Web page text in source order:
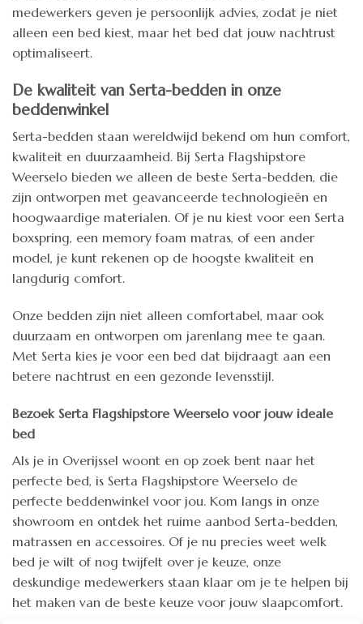
medewerkers geven je persoonlijk advies, zodat je niet
alleen een bed kiest, maar het bed dat jouw nachtrust
optimaliseert.
De kwaliteit van Serta-bedden in onze
beddenwinkel
Serta-bedden staan wereldwijd bekend om hun comfort,
kwaliteit en duurzaamheid. Bij Serta Flagshipstore
Weerselo bieden we alleen de beste Serta-bedden, die
zijn ontworpen met geavanceerde technologieën en
hoogwaardige materialen. Of je nu kiest voor een Serta
boxspring, een memory foam matras, of een ander
model, je kunt rekenen op de hoogste kwaliteit en
langdurig comfort.
Onze bedden zijn niet alleen comfortabel, maar ook
duurzaam en ontworpen om jarenlang mee te gaan.
Met Serta kies je voor een bed dat bijdraagt aan een
betere nachtrust en een gezonde levensstijl.
Bezoek Serta Flagshipstore Weerselo voor jouw ideale
bed
Als je in Overijssel woont en op zoek bent naar het
perfecte bed, is Serta Flagshipstore Weerselo de
perfecte beddenwinkel voor jou. Kom langs in onze
showroom en ontdek het ruime aanbod Serta-bedden,
matrassen en accessoires. Of je nu precies weet welk
bed je wilt of nog twijfelt over je keuze, onze
deskundige medewerkers staan klaar om je te helpen bij
het maken van de beste keuze voor jouw slaapcomfort.